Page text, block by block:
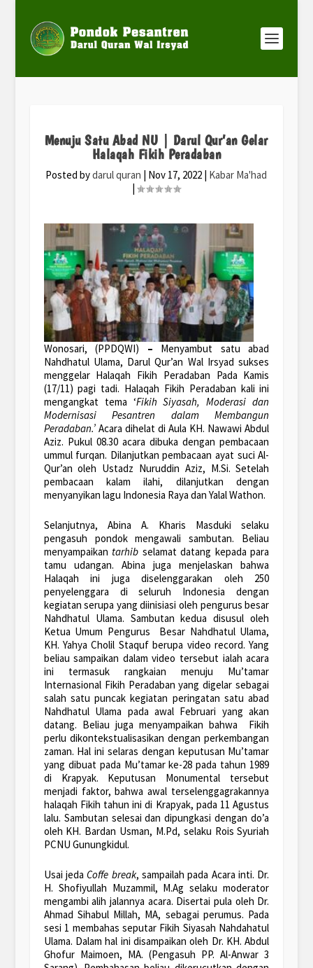
Menuju Satu Abad NU | Darul Qur’an Gelar
Halaqah Fikih Peradaban
Posted bydarul quran | Nov 17, 2022 | Kabar Ma'had
|
Wonosari, (PPDQWI) – Menyambut satu abad
Nahdhatul Ulama, Darul Qur’an Wal Irsyad sukses
menggelar Halaqah Fikih Peradaban Pada Kamis
(17/11) pagi tadi. Halaqah Fikih Peradaban kali ini
mengangkat tema ‘Fikih Siyasah, Moderasi dan
Modernisasi Pesantren dalam Membangun
Peradaban.’Acara dihelat di Aula KH. Nawawi Abdul
Aziz. Pukul 08.30 acara dibuka dengan pembacaan
ummul furqan. Dilanjutkan pembacaan ayat suci Al-
Qur’an oleh Ustadz Nuruddin Aziz, M.Si. Setelah
pembacaan kalam ilahi, dilanjutkan dengan
menyanyikan lagu Indonesia Raya dan Yalal Wathon.
Selanjutnya, Abina A. Kharis Masduki selaku
pengasuh pondok mengawali sambutan. Beliau
menyampaikan tarhib selamat datang kepada para
tamu udangan. Abina juga menjelaskan bahwa
Halaqah ini juga diselenggarakan oleh 250
penyelenggara di seluruh Indonesia dengan
kegiatan serupa yang diinisiasi oleh pengurus besar
Nahdhatul Ulama. Sambutan kedua disusul oleh
Ketua Umum Pengurus Besar Nahdhatul Ulama,
KH. Yahya Cholil Staquf berupa video record. Yang
beliau sampaikan dalam video tersebut ialah acara
ini termasuk rangkaian menuju Mu’tamar
Internasional Fikih Peradaban yang digelar sebagai
salah satu puncak kegiatan peringatan satu abad
Nahdhatul Ulama pada awal Februari yang akan
datang. Beliau juga menyampaikan bahwa Fikih
perlu dikontekstualisasikan dengan perkembangan
zaman. Hal ini selaras dengan keputusan Mu’tamar
yang dibuat pada Mu’tamar ke-28 pada tahun 1989
di Krapyak. Keputusan Monumental tersebut
menjadi faktor, bahwa awal terselenggagrakannya
halaqah Fikih tahun ini di Krapyak, pada 11 Agustus
lalu. Sambutan selesai dan dipungkasi dengan do’a
oleh KH. Bardan Usman, M.Pd, selaku Rois Syuriah
PCNU Gunungkidul.
Usai jedaCoffe break, sampailah pada Acara inti. Dr.
H. Shofiyullah Muzammil, M.Ag selaku moderator
mengambi alih jalannya acara. Disertai pula oleh Dr.
Ahmad Sihabul Millah, MA, sebagai perumus. Pada
sesi 1 membahas seputar Fikih Siyasah Nahdahatul
Ulama. Dalam hal ini disampaikan oleh Dr. KH. Abdul
Ghofur Maimoen, MA. (Pengasuh PP. Al-Anwar 3